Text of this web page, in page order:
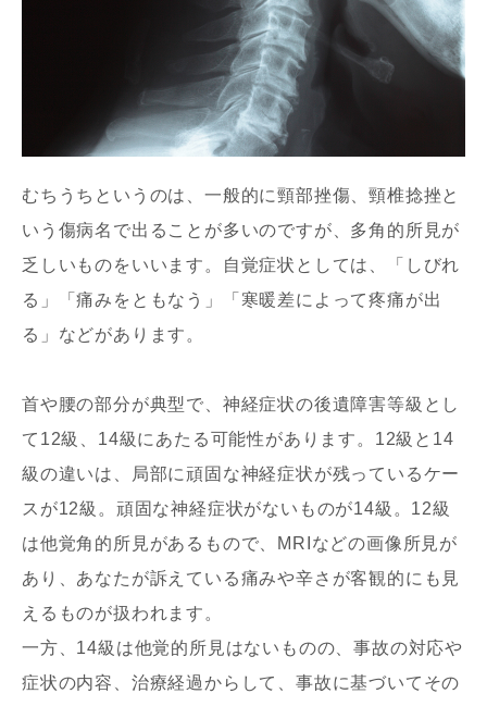
むちうちというのは、一般的に頸部挫傷、頸椎捻挫と
いう傷病名で出ることが多いのですが、多角的所見が
乏しいものをいいます。自覚症状としては、「しびれ
る」「痛みをともなう」「寒暖差によって疼痛が出
る」などがあります。
首や腰の部分が典型で、神経症状の後遺障害等級とし
て12級、14級にあたる可能性があります。12級と14
級の違いは、局部に頑固な神経症状が残っているケー
スが12級。頑固な神経症状がないものが14級。12級
は他覚角的所見があるもので、MRIなどの画像所見が
あり、あなたが訴えている痛みや辛さが客観的にも見
えるものが扱われます。
一方、14級は他覚的所見はないものの、事故の対応や
症状の内容、治療経過からして、事故に基づいてその